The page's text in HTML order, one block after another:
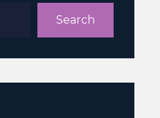
Search